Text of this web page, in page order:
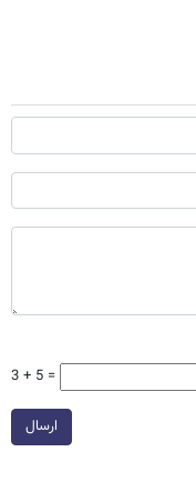
3 + 5 =
ارسال